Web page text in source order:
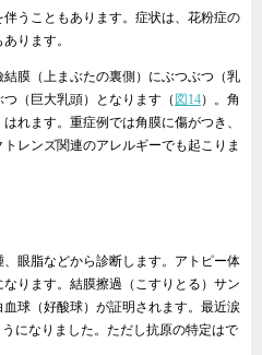
うこともあります。症状は、花粉症の
ります。
膜（上まぶたの裏側）にぶつぶつ（乳
（巨大乳頭）となります（ 図14）。角
れます。重症例では角膜に傷がつき、
レンズ関連のアレルギーでも起こりま
眼脂などから診断します。アトピー体
ります。結膜擦過（こすりとる）サン
球（好酸球）が証明されます。最近涙
になりました。ただし抗原の特定はで